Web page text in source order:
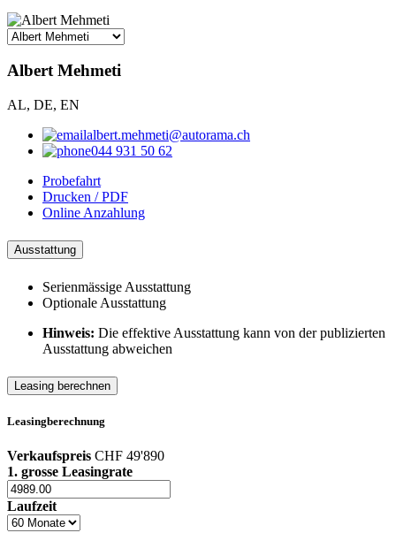
Albert Mehmeti
AL, DE, EN
albert.mehmeti@autorama.ch
044 931 50 62
Probefahrt
Drucken / PDF
Online Anzahlung
Ausstattung
Serienmässige Ausstattung
Optionale Ausstattung
Hinweis: Die effektive Ausstattung kann von der publizierten
Ausstattung abweichen
Leasing berechnen
Leasingberechnung
Verkaufspreis CHF 49'890
1. grosse Leasingrate
Laufzeit